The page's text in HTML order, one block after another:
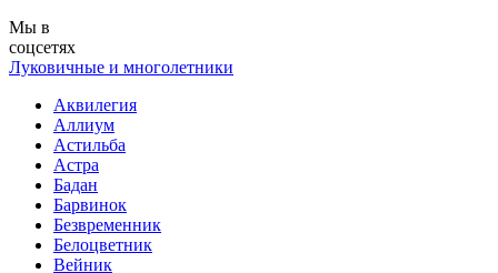
Мы в
соцсетях
Луковичные и многолетники
Аквилегия
Аллиум
Астильба
Астра
Бадан
Барвинок
Безвременник
Белоцветник
Вейник